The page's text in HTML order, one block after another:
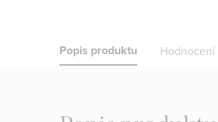
Popis produktu Hodnocení